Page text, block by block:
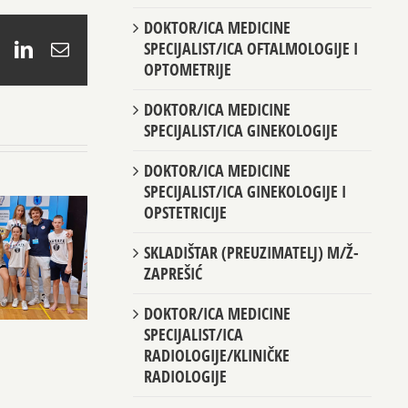
LinkedIn
Email
DOKTOR/ICA MEDICINE
SPECIJALIST/ICA OFTALMOLOGIJE I
OPTOMETRIJE
DOKTOR/ICA MEDICINE
SPECIJALIST/ICA GINEKOLOGIJE
DOKTOR/ICA MEDICINE
SPECIJALIST/ICA GINEKOLOGIJE I
OPSTETRICIJE
SKLADIŠTAR (PREUZIMATELJ) M/Ž-
ZAPREŠIĆ
DOKTOR/ICA MEDICINE
SPECIJALIST/ICA
RADIOLOGIJE/KLINIČKE
RADIOLOGIJE